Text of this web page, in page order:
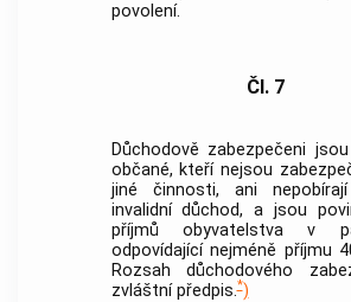
povolení.
Čl. 7
Důchodově zabezpečeni
občané, kteří nejsou
jiné činnosti, ani
invalidní důchod, a jsou
příjmů obyvatelstva v
odpovídající nejméně příjmu
Rozsah důchodového
zvláštní předpis.*)